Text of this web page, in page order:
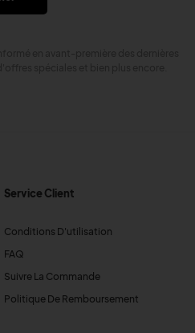
Service Client
Conditions D'utilisation
FAQ
Suivre La Commande
Politique De Remboursement